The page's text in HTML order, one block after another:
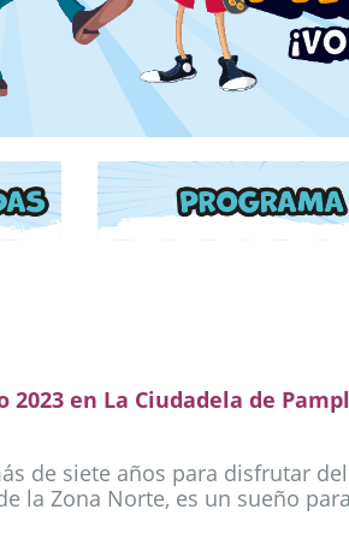
2023 en La Ciudadela de
de siete años para disfrutar del
Zona Norte, es un sueño